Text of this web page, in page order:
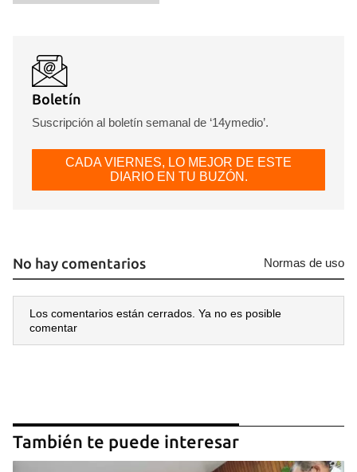
Boletín
Suscripción al boletín semanal de ‘14ymedio’.
CADA VIERNES, LO MEJOR DE ESTE
DIARIO EN TU BUZÓN.
No hay comentarios Normas de uso
Los comentarios están cerrados. Ya no es posible
comentar
También te puede interesar